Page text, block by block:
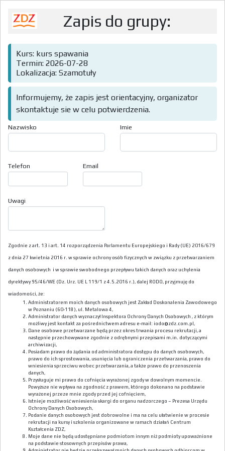
Zapis do grupy:
Kurs: kurs spawania
Termin: 2026-07-28
Lokalizacja: Szamotuły
Informujemy, że zapis jest orientacyjny, organizator
skontaktuje sie w celu potwierdzenia.
Nazwisko Imie
Telefon Email
Uwagi
Zgodnie z art. 13 i art. 14 rozporządzenia Parlamentu Europejskiego i Rady (UE) 2016/679
z dnia 27 kwietnia 2016 r. w sprawie ochrony osób fizycznych w związku z przetwarzaniem
danych osobowych i w sprawie swobodnego przepływu takich danych oraz uchylenia
dyrektywy 95/46/WE (Dz. Urz. UE L 119/1 z 4.5.2016 r.), dalej RODO, przyjmuję do
wiadomości, że:
Administratorem moich danych osobowych jest Zakład Doskonalenia Zawodowego
w Poznaniu (60-118), ul. Metalowa 4,
Administrator danych wyznaczył Inspektora Ochrony Danych Osobowych , z którym
możliwy jest kontakt za pośrednictwem adresu e-mail: iodo@zdz.com.pl,
Dane osobowe przetwarzane będą przez okres trwania procesu rekrutacji, a
następnie przechowywane zgodnie z odrębnymi przepisami m.in. dotyczącymi
archiwizacji,
Posiadam prawo do żądania od administratora dostępu do danych osobowych,
prawo do ich sprostowania, usunięcia lub ograniczenia przetwarzania, prawo do
wniesienia sprzeciwu wobec przetwarzania, a także prawo do przenoszenia
danych,
Przysługuje mi prawo do cofnięcia wyrażonej zgody w dowolnym momencie.
Powyższe nie wpływa na zgodność z prawem, którego dokonano na podstawie
wyrażonej przeze mnie zgody przed jej cofnięciem,
Istnieje możliwość wniesienia skargi do organu nadzorczego – Prezesa Urzędu
Ochrony Danych Osobowych,
Podanie danych osobowych jest dobrowolne i ma na celu ułatwienie w procesie
rekrutacji na kursy i szkolenia organizowane w ramach działań Centrum
Kształcenia ZDZ,
Moje dane nie będą udostępniane podmiotom innym niż podmioty upoważnione
na podstawie stosownych przepisów prawa,